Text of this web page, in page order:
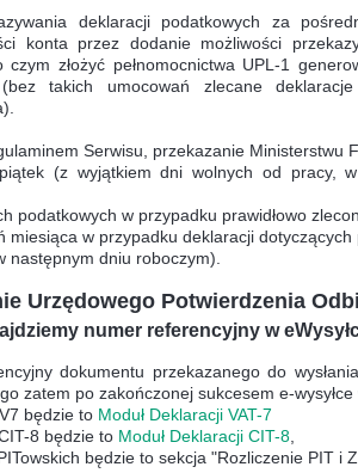
deklaracji podatkowych za
konta przez dodanie możliwości
czym złożyć pełnomocnictwa UPL-1
takich umocowań zlecane
Serwisu, przekazanie Ministerstwu
(z wyjątkiem dni wolnych od pracy,
podatkowych w przypadku prawidłowo
miesiąca w przypadku deklaracji
następnym dniu roboczym).
Urzędowego Potwierdzenia
numer referencyjny w
dokumentu przekazanego do
zatem po zakończonej sukcesem e-
będzie to Moduł Deklaracji VAT-7
8 będzie to Moduł Deklaracji CIT-8,
będzie to sekcja "Rozliczenie PIT i